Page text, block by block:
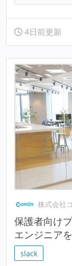
4日前更新
株式会社
保護者向け
エンジニア
slack